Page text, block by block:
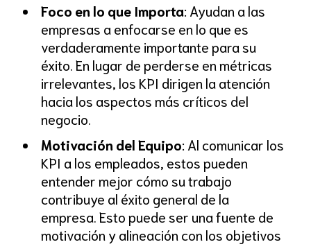
Foco en lo que Importa: Ayudan a las
empresas a enfocarse en lo que es
verdaderamente importante para su
éxito. En lugar de perderse en métricas
irrelevantes, los KPI dirigen la atención
hacia los aspectos más críticos del
negocio.
Motivación del Equipo: Al comunicar los
KPI a los empleados, estos pueden
entender mejor cómo su trabajo
contribuye al éxito general de la
empresa. Esto puede ser una fuente de
motivación y alineación con los objetivos